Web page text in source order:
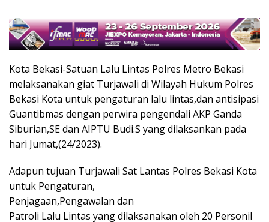
Kota Bekasi-Satuan Lalu Lintas Polres Metro Bekasi
melaksanakan giat Turjawali di Wilayah Hukum Polres
Bekasi Kota untuk pengaturan lalu lintas,dan antisipasi
Guantibmas dengan perwira pengendali AKP Ganda
Siburian,SE dan AIPTU Budi.S yang dilaksankan pada
hari Jumat,(24/2023).
Adapun tujuan Turjawali Sat Lantas Polres Bekasi Kota
untuk Pengaturan,
Penjagaan,Pengawalan dan
Patroli Lalu Lintas yang dilaksanakan oleh 20 Personil